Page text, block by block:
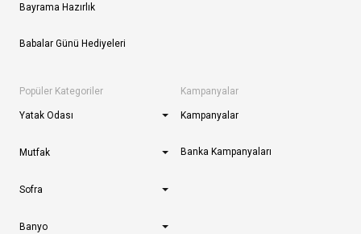
Bayrama Hazırlık
Babalar Günü Hediyeleri
Popüler Kategoriler
Yatak Odası
Mutfak
Sofra
Banyo
Kampanyalar
Kampanyalar
Banka Kampanyaları